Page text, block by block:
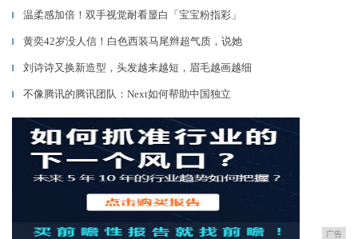
▎ 温柔感加倍！双手视觉耐看显白「宝宝粉指彩」
▎ 黄奕42岁没人信！白色西装马尾辫超气质，说她
▎ 刘诗诗又换新造型，头发越来越短，眉毛越画越细
▎ 不像腾讯的腾讯团队：Next如何帮助中国独立
广告